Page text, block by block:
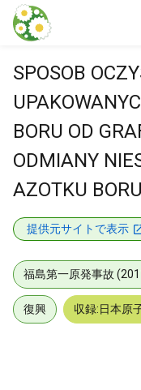
本文に飛ぶ
SPOSOB
BORU OD
ODMIANY
AZOTKU
提供元サイトで表示
福島第一原発事故
復興 収録:日本原